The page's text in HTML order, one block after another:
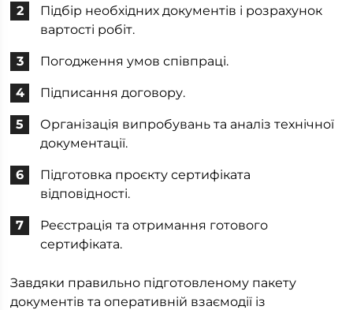
Підбір необхідних документів і розрахунок
вартості робіт.
Погодження умов співпраці.
Підписання договору.
Організація випробувань та аналіз технічної
документації.
Підготовка проєкту сертифіката
відповідності.
Реєстрація та отримання готового
сертифіката.
Завдяки правильно підготовленому пакету
документів та оперативній взаємодії із